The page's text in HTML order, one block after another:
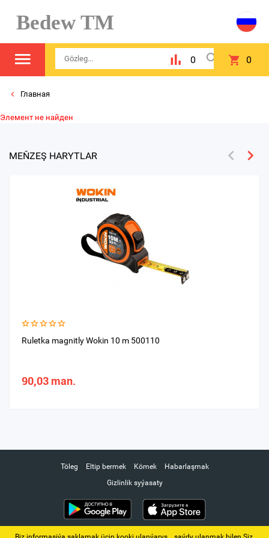
Bedew TM
0 0
Главная
Элемент не найден
MEŇZEŞ HARYTLAR
Ruletka magnitly Wokin 10 m 500110
90,03 man.
Töleg Eltip bermek Kömek
Habarlaşmak
Gizlinlik syýasaty